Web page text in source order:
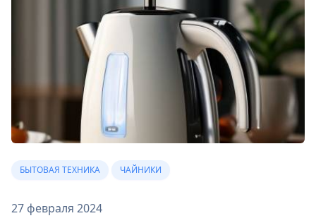
БЫТОВАЯ ТЕХНИКА ЧАЙНИКИ
27 февраля 2024